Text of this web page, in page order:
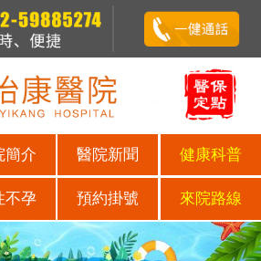
簡介 醫院新聞 健康科普
不孕 預約掛號 來院路線